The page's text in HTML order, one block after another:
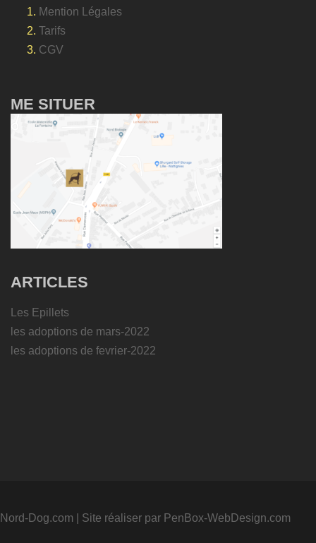
Mention Légales
Tarifs
CGV
ME SITUER
ARTICLES
Les Epillets
les adoptions de mars-2022
les adoptions de fevrier-2022
Nord-Dog.com Site réaliser par PenBox-WebDesign.com